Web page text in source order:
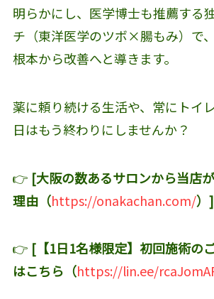
明らかにし、医学博士も推薦する
チ（東洋医学のツボ×腸もみ）で
根本から改善へと導きます。
薬に頼り続ける生活や、常にトイ
日はもう終わりにしませんか？
👉 [大阪の数あるサロンから当店
理由（https://onakachan.com/）]
👉 [【1日1名様限定】初回施術の
はこちら（https://lin.ee/